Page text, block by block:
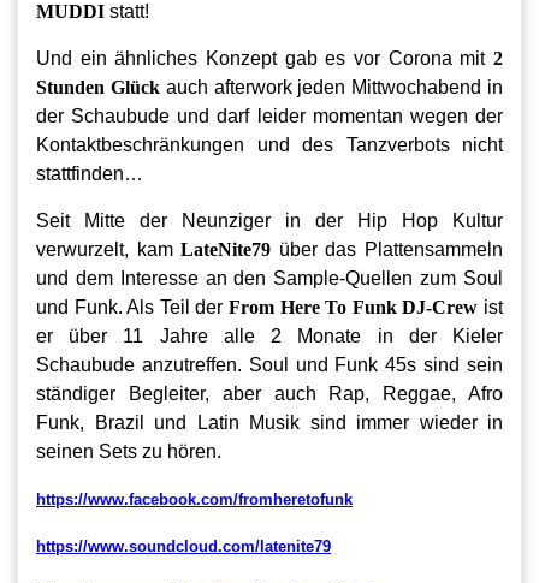
MUDDI statt!
Und ein ähnliches Konzept gab es vor Corona mit 2
Stunden Glück auch afterwork jeden Mittwochabend in
der Schaubude und darf leider momentan wegen der
Kontaktbeschränkungen und des Tanzverbots nicht
stattfinden…
Seit Mitte der Neunziger in der Hip Hop Kultur
verwurzelt, kamLateNite79 über das Plattensammeln
und dem Interesse an den Sample-Quellen zum Soul
und Funk. Als Teil der From Here To Funk DJ-Crew ist
er über 11 Jahre alle 2 Monate in der Kieler
Schaubude anzutreffen. Soul und Funk 45s sind sein
ständiger Begleiter, aber auch Rap, Reggae, Afro
Funk, Brazil und Latin Musik sind immer wieder in
seinen Sets zu hören.
https://www.facebook.com/fromheretofunk
https://www.soundcloud.com/latenite79